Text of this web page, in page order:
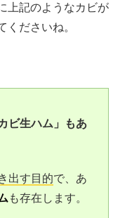
上記のようなカビが
くださいね。
ビ生ハム」もあ
出す目的で、あ
も存在します。